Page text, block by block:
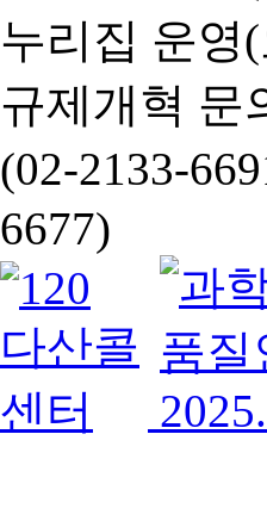
누리집 운영
규제개혁 문
(02-2133-
6677)